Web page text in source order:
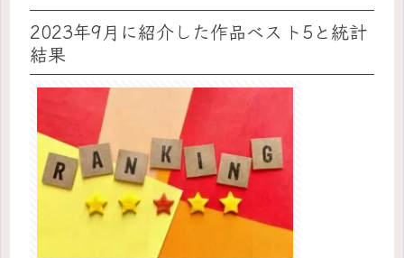
2023年9月に紹介した作品ベスト5と統計
結果